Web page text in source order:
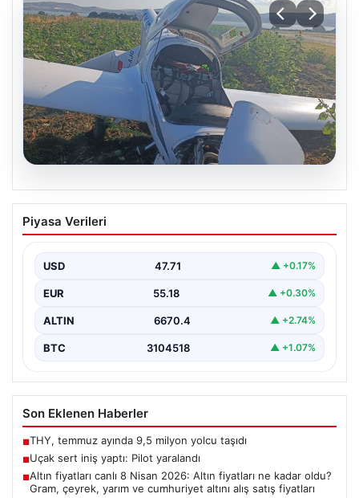
Uçak sert iniş yaptı: Pilot yaralandı
Piyasa Verileri
USD 47.71 ▲ +0.17%
EUR 55.18 ▲ +0.30%
ALTIN 6670.4 ▲ +2.74%
BTC 3104518 ▲ +1.07%
Son Eklenen Haberler
■THY, temmuz ayında 9,5 milyon yolcu taşıdı
■Uçak sert iniş yaptı: Pilot yaralandı
■Altın fiyatları canlı 8 Nisan 2026: Altın fiyatları ne kadar oldu?
Gram, çeyrek, yarım ve cumhuriyet altını alış satış fiyatları